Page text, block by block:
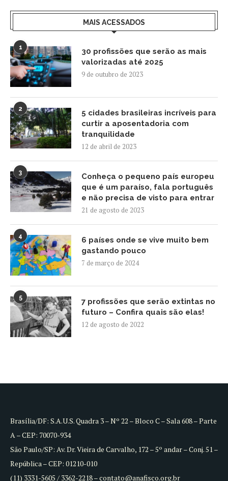
MAIS ACESSADOS
1
30 profissões que serão as mais
valorizadas até 2025
9 de outubro de 2023
2
5 cidades brasileiras incríveis para
curtir a aposentadoria com
tranquilidade
12 de abril de 2023
3
Conheça o pequeno país europeu
que é um paraíso, fala português
e não precisa de visto para entrar
21 de agosto de 2023
4
6 países onde se vive muito bem
gastando pouco
7 de março de 2024
5
7 profissões que serão extintas no
futuro – Confira quais são elas!
12 de agosto de 2022
Brasília/DF: S.A.U.S. Quadra 3 – Nº 22 – Bloco C – Sala 608 – Parte
A – CEP: 70070-934
São Paulo/SP: Av. Dr. Vieira de Carvalho, 172 – 5º andar – Conj. 51 –
República – CEP: 01210-010
(11) 3331-5605 / 3362-2218 – contato@anafisco.org.br